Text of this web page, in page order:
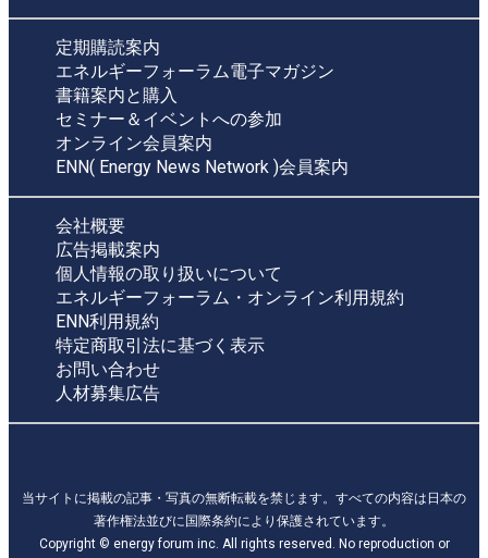
定期購読案内
エネルギーフォーラム電子マガジン
書籍案内と購入
セミナー＆イベントへの参加
オンライン会員案内
ENN( Energy News Network )会員案内
会社概要
広告掲載案内
個人情報の取り扱いについて
エネルギーフォーラム・オンライン利用規約
ENN利用規約
特定商取引法に基づく表示
お問い合わせ
人材募集広告
当サイトに掲載の記事・写真の無断転載を禁じます。すべての内容は日本の
著作権法並びに国際条約により保護されています。
Copyright © energy forum inc. All rights reserved. No reproduction or